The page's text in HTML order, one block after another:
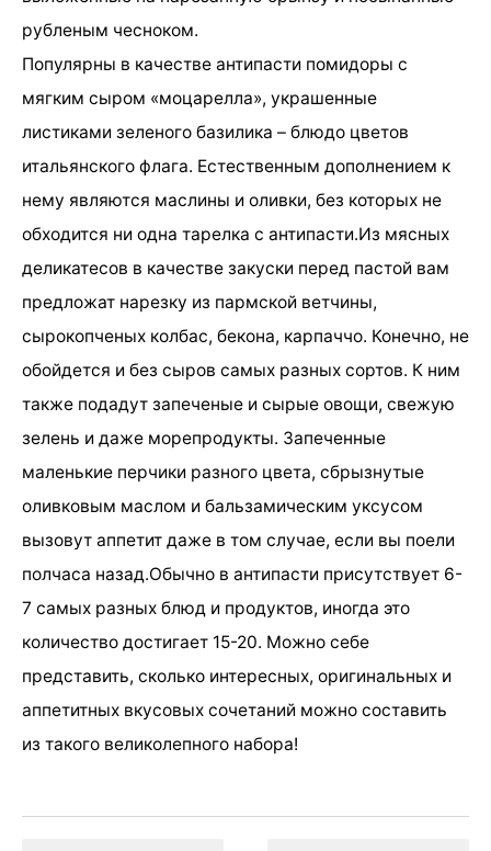
рубленым чесноком.
Популярны в качестве антипасти помидоры с
мягким сыром «моцарелла», украшенные
листиками зеленого базилика – блюдо цветов
итальянского флага. Естественным дополнением к
нему являются маслины и оливки, без которых не
обходится ни одна тарелка с антипасти.Из мясных
деликатесов в качестве закуски перед пастой вам
предложат нарезку из пармской ветчины,
сырокопченых колбас, бекона, карпаччо. Конечно, не
обойдется и без сыров самых разных сортов. К ним
также подадут запеченые и сырые овощи, свежую
зелень и даже морепродукты. Запеченные
маленькие перчики разного цвета, сбрызнутые
оливковым маслом и бальзамическим уксусом
вызовут аппетит даже в том случае, если вы поели
полчаса назад.Обычно в антипасти присутствует 6-
7 самых разных блюд и продуктов, иногда это
количество достигает 15-20. Можно себе
представить, сколько интересных, оригинальных и
аппетитных вкусовых сочетаний можно составить
из такого великолепного набора!